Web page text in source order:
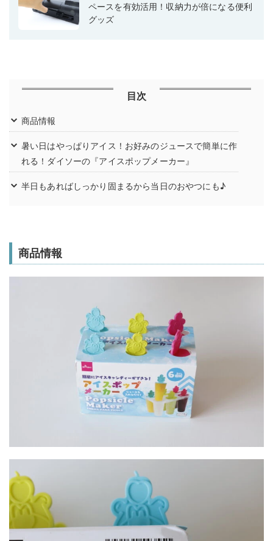
ペースを有効活用！収納力が倍になる便利
グッズ
目次
商品情報
暑い日はやっぱりアイス！お好みのジュースで簡単に作
れる！ダイソーの『アイスポップメーカー』
半日もあればしっかり固まるから当日のおやつにも♪
商品情報